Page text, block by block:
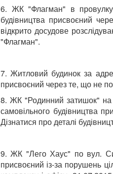
6. ЖК "Флагман" в провулку
будівництва присвоєний
відкрито досудове
"Флагман".
7. Житловий будинок за
присвоєний через те, що не
8. ЖК "Родинний затишок" на
самовільного будівництва
Дізнатися про деталі
9. ЖК "Лего Хаус" по вул.
присвоєний із-за порушень